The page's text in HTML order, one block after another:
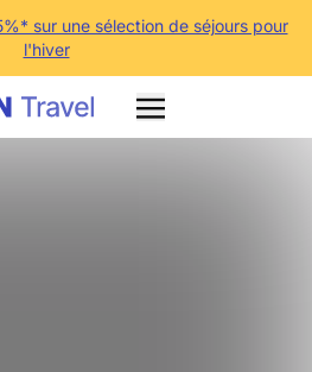
sur une sélection de séjours pour
l'hiver